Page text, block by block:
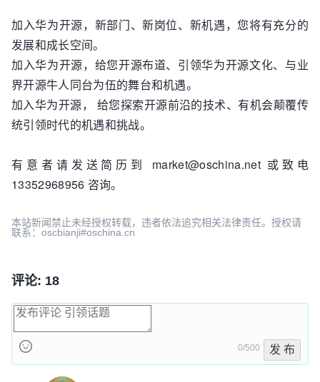
加入华为开源，新部门、新岗位、新机遇，您将有充分的
发展和成长空间。
加入华为开源，给您开源布道、引领华为开源文化、与业
界开源牛人同台为伍的舞台和机遇。
加入华为开源， 给您探索开源前沿的技术、有机会颠覆传
统引领时代的机遇和挑战。
有意者请发送简历到 market@oschina.net 或致电
13352968956 咨询。
本站新闻禁止未经授权转载，违者依法追究相关法律责任。授权请
联系：oscbianji#oschina.cn
评论: 18
0/500 发 布